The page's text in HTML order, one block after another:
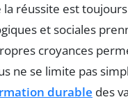
réussite est
et sociales
croyances
ne se limite pas
durable des